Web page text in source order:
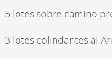
5 lotes sobre camino
3 lotes colindantes al